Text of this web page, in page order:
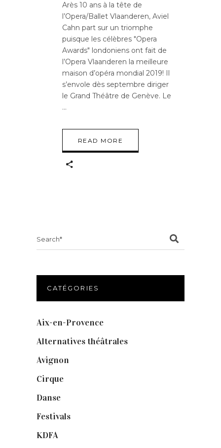
Arès 10 ans à la tête de
l’Opera/Ballet Vlaanderen, Aviel
Cahn part sur un triomphe
puisque les célèbres "Opera
Awards" londoniens ont fait de
l’Opera Vlaanderen la meilleure
maison d’opéra mondial 2019! Il
s’envole dès septembre diriger
le Grand Théâtre de Genève. Le
READ MORE
CATÉGORIES
Aix-en-Provence
Alternatives théâtrales
Avignon
Cirque
Danse
Festivals
KDFA